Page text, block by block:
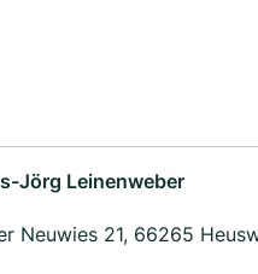
Jörg Leinenweber
Neuwies 21, 66265